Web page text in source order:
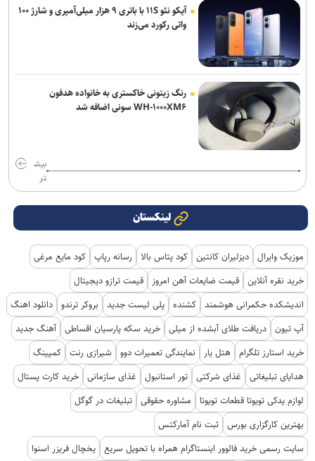
آیکو نئو ۱۱S با باتری ۹ هزار میلی‌آمپری و شارژ ۱۰۰
واتی رکورد می‌زند
رنگ زیتونی خاکستری به خانواده هدفون
WH-۱۰۰۰XM۶ سونی اضافه شد
بیش
تر
لینکستان
موزیک وایرال دیزلیران کانتین کود پتاس بالا رسانه رپاپ کود مایع مرغی
خرید نقره آنلاین قیمت ضایعات آهن امروز
قیمت ترازو دیجیتال
اندیشکده حکمرانی هوشمند کشنده پلی لیست جدید بروکر ترندو دانلود اهنگ
آپ تیون دریافت طلای آبشده از میلی خرید سکه پارسیان اقساطی آهنگ جدید
خرید استارز تلگرام هتل یار نمایندگی تعمیرات دوو شیرازی رنت کمپینگ
هدایای تبلیغاتی
غذای شرکتی تور استانبول غذای سازمانی خرید کارت پستال
لوازم یدکی تویوتا قطعات تویوتا
مشاوره حقوقی تبلیغات در گوگل
بهترین کارگزاری بورس ثبت نام آمارکتس
سایت رسمی خرید فالوور اینستاگرام همراه با تحویل سریع یخچال فریزر اسنوا